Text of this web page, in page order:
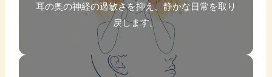
耳の奥の神経の過敏さを抑え、静かな日常を取り
戻します。